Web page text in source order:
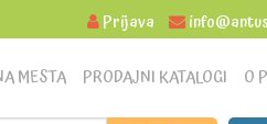
Prijava
O
PRODAJNI KATALOGI
MESTA